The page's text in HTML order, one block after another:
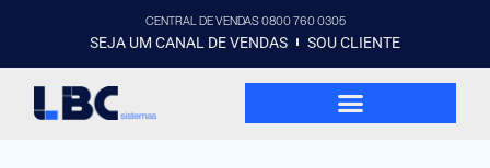
CENTRAL DE VENDAS 0800 760 0305
SEJA UM CANAL DE VENDAS SOU CLIENTE